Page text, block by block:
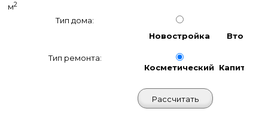
м2
Тип дома:
Новостройка
Тип ремонта:
Косметический